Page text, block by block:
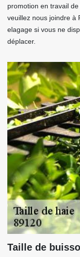
promotion en travail
veuillez nous joindre à
elagage si vous ne
déplacer.
Taille de